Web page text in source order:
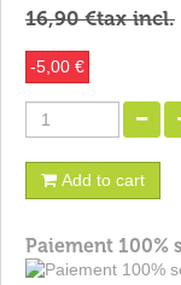
16,90 €tax incl.
-5,00 €
Add to cart
Paiement 100%